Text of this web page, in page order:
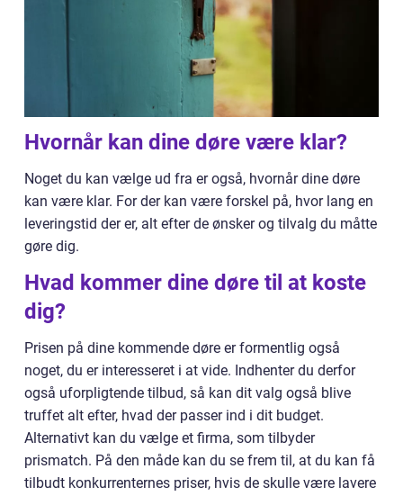
Hvornår kan dine døre være klar?
Noget du kan vælge ud fra er også, hvornår dine døre
kan være klar. For der kan være forskel på, hvor lang en
leveringstid der er, alt efter de ønsker og tilvalg du måtte
gøre dig.
Hvad kommer dine døre til at koste
dig?
Prisen på dine kommende døre er formentlig også
noget, du er interesseret i at vide. Indhenter du derfor
også uforpligtende tilbud, så kan dit valg også blive
truffet alt efter, hvad der passer ind i dit budget.
Alternativt kan du vælge et firma, som tilbyder
prismatch. På den måde kan du se frem til, at du kan få
tilbudt konkurrenternes priser, hvis de skulle være lavere